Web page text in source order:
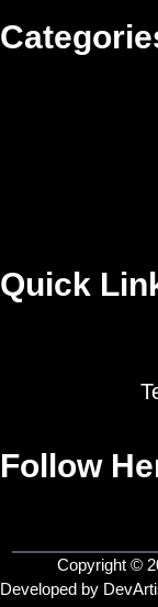
Quick
Follow
Copyright ©
Developed by